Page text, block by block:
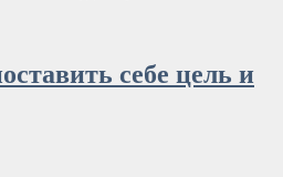
себе цель и